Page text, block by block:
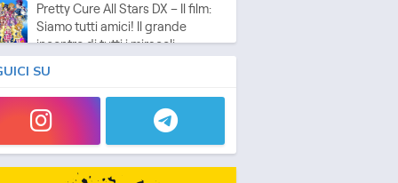
Pretty Cure All Stars DX – Il film:
Siamo tutti amici! Il grande
incontro di tutti i miracoli
Fresh Pretty Cure! (ITA)
Anime - 2009 - 24 min/ep
Fresh Pretty Cure! - Le Pretty
SU